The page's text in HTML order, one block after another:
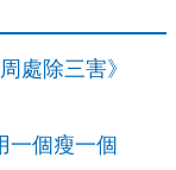
處除三害》
一個瘦一個